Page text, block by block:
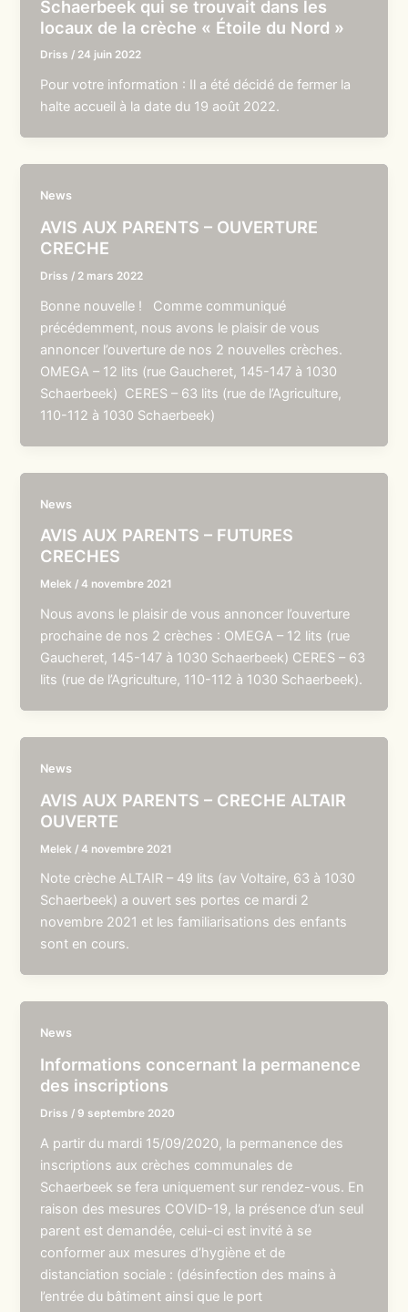
Schaerbeek qui se trouvait dans les
locaux de la crèche « Étoile du Nord »
Driss / 24 juin 2022
Pour votre information : Il a été décidé de fermer la
halte accueil à la date du 19 août 2022.
News
AVIS AUX PARENTS – OUVERTURE
CRECHE
Driss / 2 mars 2022
Bonne nouvelle ! Comme communiqué
précédemment, nous avons le plaisir de vous
annoncer l’ouverture de nos 2 nouvelles crèches.
OMEGA – 12 lits (rue Gaucheret, 145-147 à 1030
Schaerbeek) CERES – 63 lits (rue de l’Agriculture,
110-112 à 1030 Schaerbeek)
News
AVIS AUX PARENTS – FUTURES
CRECHES
Melek /4 novembre 2021
Nous avons le plaisir de vous annoncer l’ouverture
prochaine de nos 2 crèches : OMEGA – 12 lits (rue
Gaucheret, 145-147 à 1030 Schaerbeek) CERES – 63
lits (rue de l’Agriculture, 110-112 à 1030 Schaerbeek).
News
AVIS AUX PARENTS – CRECHE ALTAIR
OUVERTE
Melek /4 novembre 2021
Note crèche ALTAIR – 49 lits (av Voltaire, 63 à 1030
Schaerbeek) a ouvert ses portes ce mardi 2
novembre 2021 et les familiarisations des enfants
sont en cours.
News
Informations concernant la permanence
des inscriptions
Driss / 9 septembre 2020
A partir du mardi 15/09/2020, la permanence des
inscriptions aux crèches communales de
Schaerbeek se fera uniquement sur rendez-vous. En
raison des mesures COVID-19, la présence d’un seul
parent est demandée, celui-ci est invité à se
conformer aux mesures d’hygiène et de
distanciation sociale : (désinfection des mains à
l’entrée du bâtiment ainsi que le port